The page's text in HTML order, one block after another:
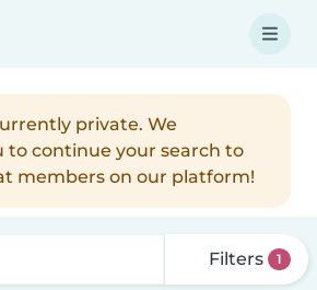
private. We
to continue your search to
members on our platform!
Filters 1